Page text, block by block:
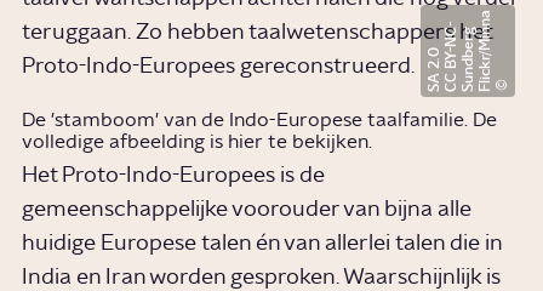
teruggaan. Zo hebben taalwetenschappers het
Proto-Indo-Europees gereconstrueerd.
F
l
i
c
k
r
/
M
i
nn
a
S
u
n
d
b e
r
gC
C
B
Y
- N
C
- S
A
2
.
0
De 'stamboom' van de Indo-Europese taalfamilie. De
volledige afbeelding is hier te bekijken.
Het Proto-Indo-Europees is de
gemeenschappelijke voorouder van bijna alle
huidige Europese talen én van allerlei talen die in
India en Iran worden gesproken. Waarschijnlijk is